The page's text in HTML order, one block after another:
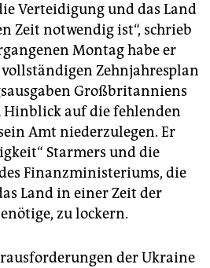
Verteidigung und das Land
Zeit notwendig ist“, schrieb
Montag habe er
Zehnjahresplan
Großbritanniens
Hinblick auf die fehlenden
Amt niederzulegen. Er
Starmers und die
Finanzministeriums, die
Land in einer Zeit der
zu lockern.
der Ukraine